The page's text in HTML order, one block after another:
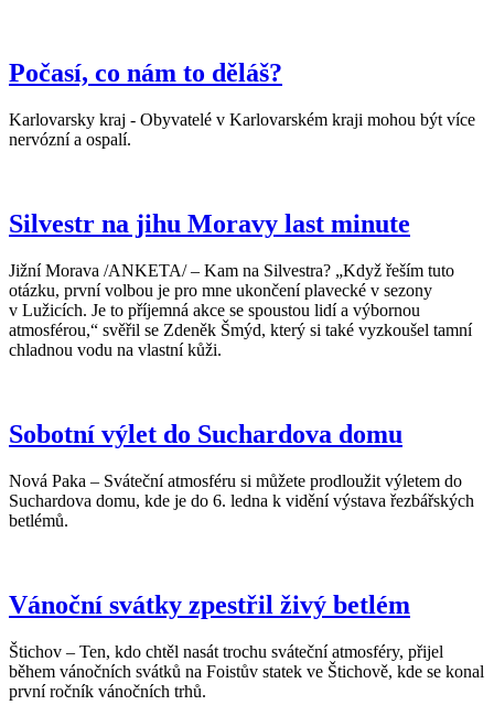
Počasí, co nám to děláš?
Karlovarsky kraj - Obyvatelé v Karlovarském kraji mohou být více
nervózní a ospalí.
Silvestr na jihu Moravy last minute
Jižní Morava /ANKETA/ – Kam na Silvestra? „Když řeším tuto
otázku, první volbou je pro mne ukončení plavecké v sezony
v Lužicích. Je to příjemná akce se spoustou lidí a výbornou
atmosférou,“ svěřil se Zdeněk Šmýd, který si také vyzkoušel tamní
chladnou vodu na vlastní kůži.
Sobotní výlet do Suchardova domu
Nová Paka – Sváteční atmosféru si můžete prodloužit výletem do
Suchardova domu, kde je do 6. ledna k vidění výstava řezbářských
betlémů.
Vánoční svátky zpestřil živý betlém
Štichov – Ten, kdo chtěl nasát trochu sváteční atmosféry, přijel
během vánočních svátků na Foistův statek ve Štichově, kde se konal
první ročník vánočních trhů.